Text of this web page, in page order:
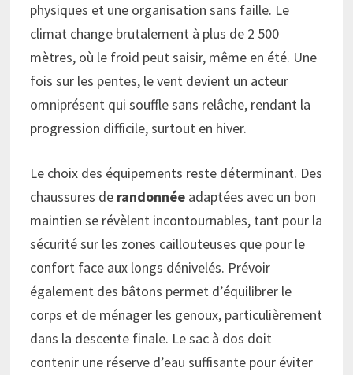
physiques et une organisation sans faille. Le
climat change brutalement à plus de 2 500
mètres, où le froid peut saisir, même en été. Une
fois sur les pentes, le vent devient un acteur
omniprésent qui souffle sans relâche, rendant la
progression difficile, surtout en hiver.
Le choix des équipements reste déterminant. Des
chaussures de randonnée adaptées avec un bon
maintien se révèlent incontournables, tant pour la
sécurité sur les zones caillouteuses que pour le
confort face aux longs dénivelés. Prévoir
également des bâtons permet d’équilibrer le
corps et de ménager les genoux, particulièrement
dans la descente finale. Le sac à dos doit
contenir une réserve d’eau suffisante pour éviter